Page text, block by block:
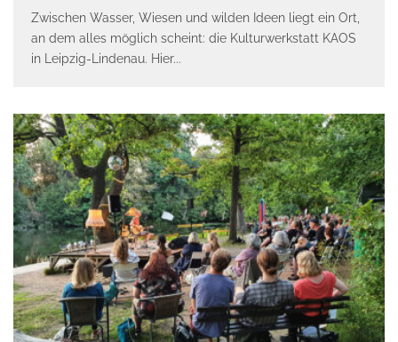
Zwischen Wasser, Wiesen und wilden Ideen liegt ein Ort,
an dem alles möglich scheint: die Kulturwerkstatt KAOS
in Leipzig-Lindenau. Hier...